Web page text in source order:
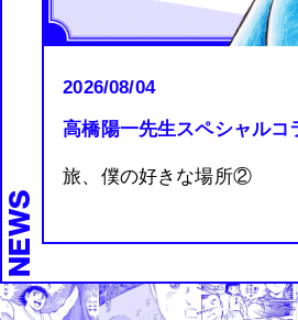
NEWS
2026/08/04
高橋陽一先生スペシャルコ
旅、僕の好きな場所②